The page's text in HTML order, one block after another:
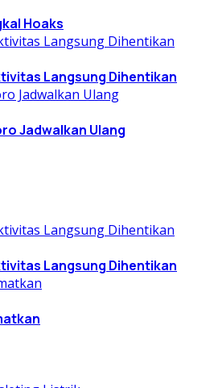
Hoaks
Langsung Dihentikan
Jadwalkan Ulang
Langsung Dihentikan